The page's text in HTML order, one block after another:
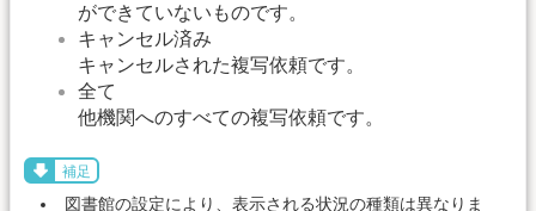
ができていないものです。
キャンセル済み
キャンセルされた複写依頼です。
全て
他機関へのすべての複写依頼です。
補足
図書館の設定により、表示される状況の種類は異なりま